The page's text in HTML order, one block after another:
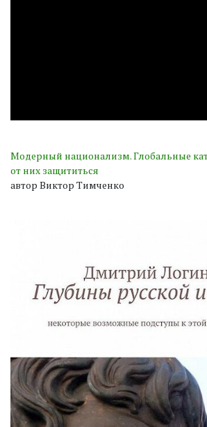
Модерный национализм. Глобальные
от них защититься
автор Виктор Тимченко